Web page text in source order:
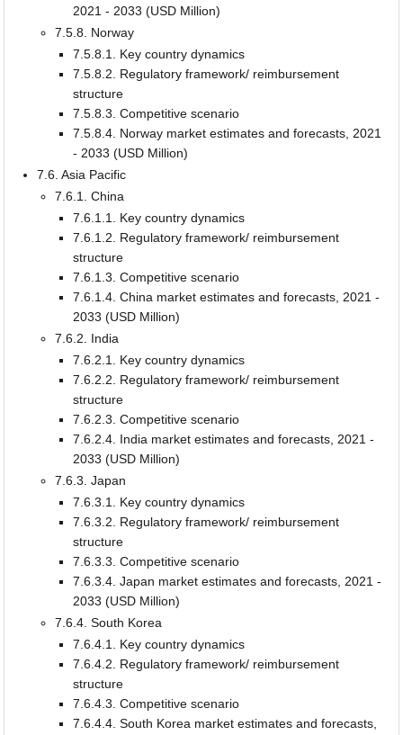
2021 - 2033 (USD Million)
7.5.8. Norway
7.5.8.1. Key country dynamics
7.5.8.2. Regulatory framework/ reimbursement
structure
7.5.8.3. Competitive scenario
7.5.8.4. Norway market estimates and forecasts, 2021
- 2033 (USD Million)
7.6. Asia Pacific
7.6.1. China
7.6.1.1. Key country dynamics
7.6.1.2. Regulatory framework/ reimbursement
structure
7.6.1.3. Competitive scenario
7.6.1.4. China market estimates and forecasts, 2021 -
2033 (USD Million)
7.6.2. India
7.6.2.1. Key country dynamics
7.6.2.2. Regulatory framework/ reimbursement
structure
7.6.2.3. Competitive scenario
7.6.2.4. India market estimates and forecasts, 2021 -
2033 (USD Million)
7.6.3. Japan
7.6.3.1. Key country dynamics
7.6.3.2. Regulatory framework/ reimbursement
structure
7.6.3.3. Competitive scenario
7.6.3.4. Japan market estimates and forecasts, 2021 -
2033 (USD Million)
7.6.4. South Korea
7.6.4.1. Key country dynamics
7.6.4.2. Regulatory framework/ reimbursement
structure
7.6.4.3. Competitive scenario
7.6.4.4. South Korea market estimates and forecasts,